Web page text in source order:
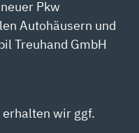
Pkw
Autohäusern und
Treuhand GmbH
wir ggf.